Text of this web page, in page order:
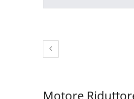
Motore
Diametro Esterno Di